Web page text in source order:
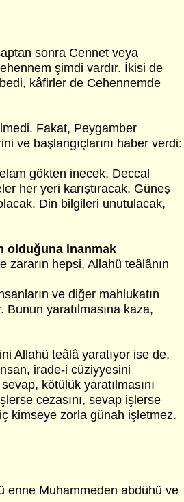
sonra Cennet veya
şimdi vardır. İkisi de
kâfirler de Cehennemde
Fakat, Peygamber
ve başlangıçlarını haber verdi:
gökten inecek, Deccal
her yeri karıştıracak. Güneş
Din bilgileri unutulacak,
olduğuna inanmak
zararın hepsi, Allahü teâlânın
ve diğer mahlukatın
yaratılmasına kaza,
Allahü teâlâ yaratıyor ise de,
irade-i cüziyyesini
kötülük yaratılmasını
cezasını, sevap işlerse
kimseye zorla günah işletmez.
enne Muhammeden abdühü ve